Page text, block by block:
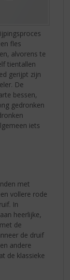
fles
alvorens te
tientallen
gerijpt zijn
De
bessen,
gedronken
iets
met
vollere rode
In
heerlijke,
de
de druif
andere
de klassieke